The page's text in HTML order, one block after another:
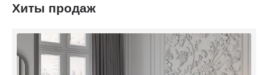
Хиты продаж